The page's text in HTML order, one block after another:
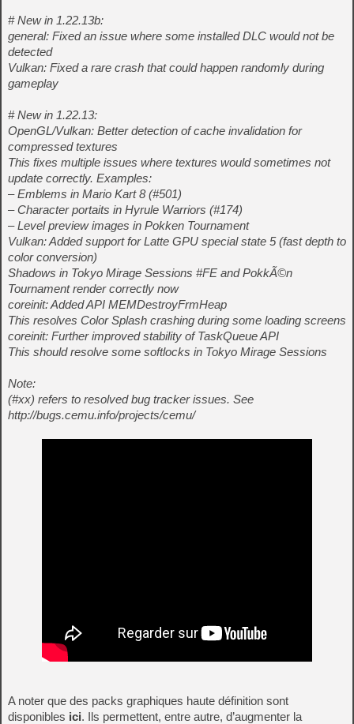
# New in 1.22.13b:
general: Fixed an issue where some installed DLC would not be
detected
Vulkan: Fixed a rare crash that could happen randomly during
gameplay
# New in 1.22.13:
OpenGL/Vulkan: Better detection of cache invalidation for
compressed textures
This fixes multiple issues where textures would sometimes not
update correctly. Examples:
– Emblems in Mario Kart 8 (#501)
– Character portaits in Hyrule Warriors (#174)
– Level preview images in Pokken Tournament
Vulkan: Added support for Latte GPU special state 5 (fast depth to
color conversion)
Shadows in Tokyo Mirage Sessions #FE and PokkÃ©n
Tournament render correctly now
coreinit: Added API MEMDestroyFrmHeap
This resolves Color Splash crashing during some loading screens
coreinit: Further improved stability of TaskQueue API
This should resolve some softlocks in Tokyo Mirage Sessions
Note:
(#xx) refers to resolved bug tracker issues. See
http://bugs.cemu.info/projects/cemu/
A noter que des packs graphiques haute définition sont
disponibles ici. Ils permettent, entre autre, d’augmenter la